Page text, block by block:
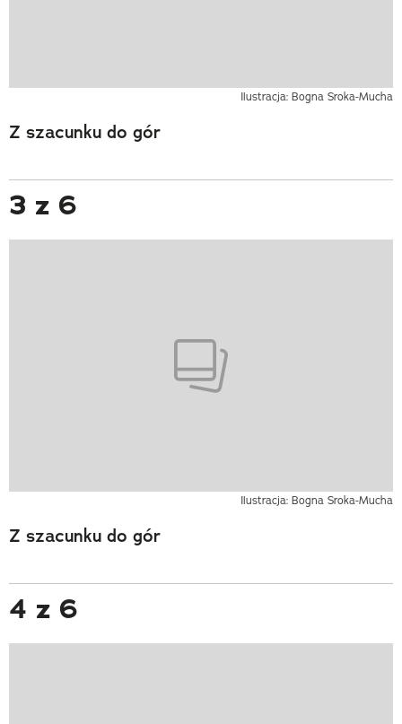
Ilustracja: Bogna Sroka-Mucha
Z szacunku do gór
3 z 6
Ilustracja: Bogna Sroka-Mucha
Z szacunku do gór
4 z 6